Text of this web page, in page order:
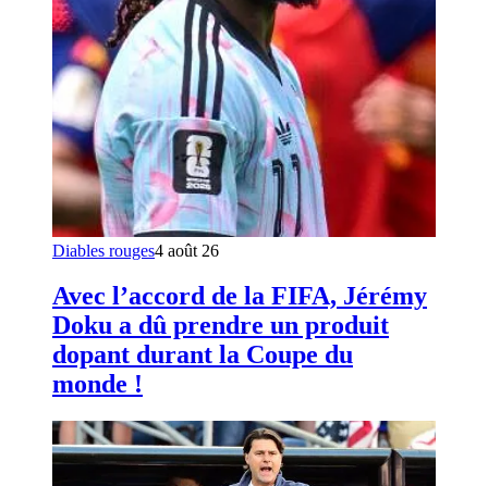
Diables rouges4 août 26
Avec l’accord de la FIFA, Jérémy
Doku a dû prendre un produit
dopant durant la Coupe du
monde !